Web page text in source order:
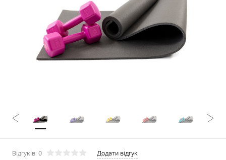
Відгуків: 0 Додати відгук